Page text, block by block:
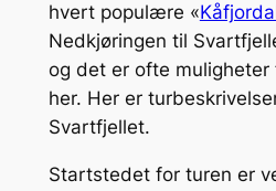
hvert populære «
Nedkjøringen til
og det er ofte
her. Her er
Svartfjellet.
Startstedet for turen er